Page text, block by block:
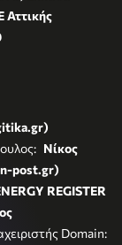
Νίκος
post.gr)
REGISTER
Domain: